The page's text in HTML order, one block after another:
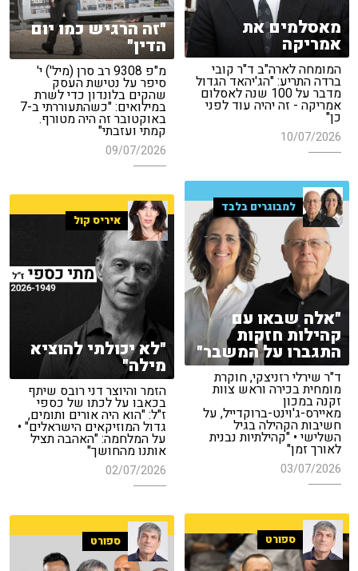
מאסלמים את
אמריקה
המומחה לארה"ב ד"ר קובי
ברדה התריע: "הג'יהאד הגדול
מדבר על 100 שנה לאסלום
אמריקה - זה יהיה עוד לפני
כן"
10/07/2026
"זה הרגיש כמו יום
הדין"
מ"פ 9308 רב סרן (מיל') י'
סיפר על נטישת העסק
שהקים בלונדון כדי לשרת
במילואים: "כשהתעוררתי ב-7
באוקטובר זה היה מטורף.
קמתי ועזבתי"
09/07/2026
למבוגרים בלבד
"אלה שבאו עם
קהילות חזקות
התגברו על המשבר"
ד"ר שירלי רזניצקי, חוקרת
מומחית בכירה וראש צוות
זקנה במכון
מאיירס-ג'וינט-ברוקדייל, על
חשיבות הקהילה בגיל
השלישי • "קהילתיות נבנית
לאורך זמן"
03/07/2026
איריס קול
"לא יכולתי להוציא
מילה"
הזמר והיוצר דני רובס שיתף
בכאבו על לכתו של כספי
ז"ל: "הוא היה אורים ותומים,
גדול המוזיקאים הישראלים" •
על המלחמה: "האהבה תציל
אותנו מהחושך"
02/07/2026
ספורט ספורט